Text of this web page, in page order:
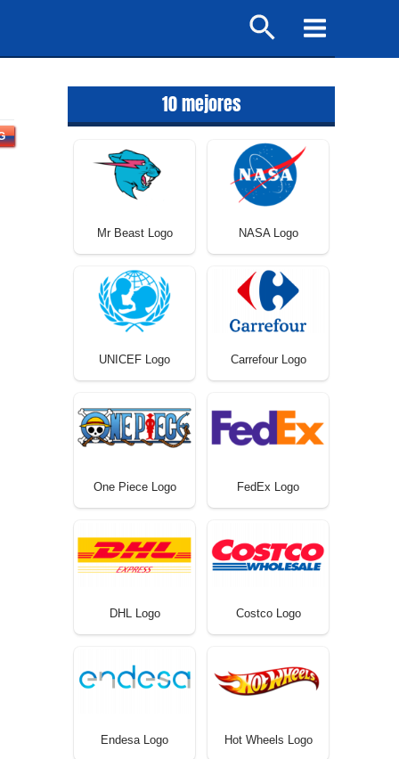
Buscar
Main
Menu
10 mejores
Mr Beast Logo NASA Logo
UNICEF Logo Carrefour Logo
One Piece Logo FedEx Logo
DHL Logo Costco Logo
Endesa Logo Hot Wheels Logo